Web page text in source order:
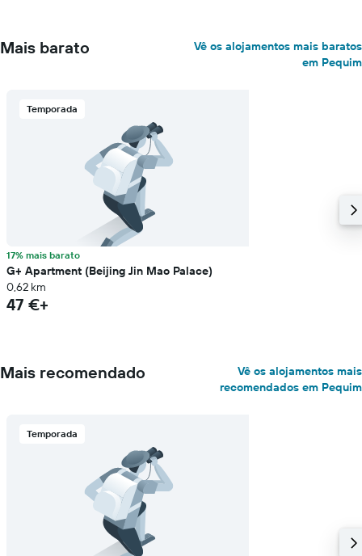
Mais barato
Vê os alojamentos mais baratos
em Pequim
Temporada
17% mais barato
G+ Apartment (Beijing Jin Mao Palace)
0,62 km
47 €+
Mais recomendado
Vê os alojamentos mais
recomendados em Pequim
Temporada